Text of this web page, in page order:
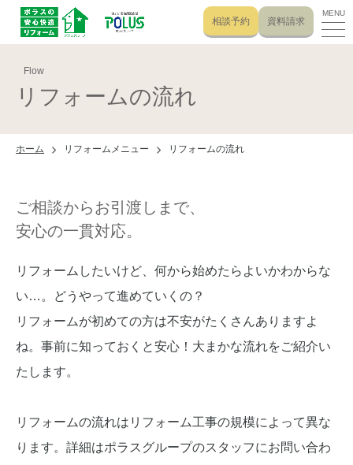
相談予約 資料請求
MENU
Flow
リフォームの流れ
ホーム リフォームメニュー リフォームの流れ
ご相談からお引渡しまで、
安心の一貫対応。
リフォームしたいけど、何から始めたらよいかわからな
い…。どうやって進めていくの？
リフォームが初めての方は不安がたくさんありますよ
ね。事前に知っておくと安心！大まかな流れをご紹介い
たします。
リフォームの流れはリフォーム工事の規模によって異な
ります。詳細はポラスグループのスタッフにお問い合わ